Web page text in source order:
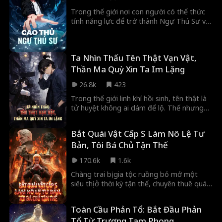
Lâm Khuyết không cần sống, chỉ cần tiền,
sướng là nhất!
Trong thế giới nơi con người có thể thức
tỉnh năng lực để trở thành Ngự Thú Sư và
nhanh chóng trở nên vượt trội. Anh vượt
qua nhiều thử thách, đánh bại đối thủ, thu
thập tài nguyên để mạnh lên. Cuối cùng,
anh bước vào dị giới, bắt đầu hành trình
phiêu lưu mới.
Ta Nhìn Thấu Tên Thật Vạn Vật,
Thần Ma Quỳ Xin Ta Im Lặng
26.8k
423
Trong thế giới linh khí hồi sinh, tên thật là
tử huyệt không ai dám để lộ. Thế nhưng
sinh tử chỉ bằng một ánh mắt. Ẩn mình hỗ
trợ Cục Điều tra Linh dị, anh cùng Lâm Tiểu
Mãn dần vạch trần âm mưu của Huyền
Minh Đường, mở ra trận chiến sống còn
với thế lực phía sau và cả số mệnh.
Bắt Quái Vật Cấp S Làm Nô Lệ Tư
Bản, Tôi Bá Chủ Tận Thế
170.6k
1.6k
Chàng trai bị gia tộc ruồng bỏ mở một
siêu thị ở thời kỳ tận thế, chuyên thuê quái
đồ ăn vặt thời tiền sử đến vũ khí công
Toàn Cầu Phản Tổ: Bắt Đầu Phản